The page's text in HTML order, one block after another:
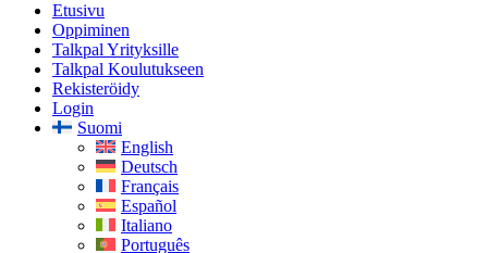
Etusivu
Oppiminen
Talkpal Yrityksille
Talkpal Koulutukseen
Rekisteröidy
Login
Suomi
English
Deutsch
Français
Español
Italiano
Português